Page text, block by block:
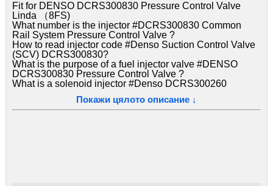
Fit for DENSO DCRS300830 Pressure Control Valve
Linda （8FS)
What number is the injector #DCRS300830 Common
Rail System Pressure Control Valve ?
How to read injector code #Denso Suction Control Valve
(SCV) DCRS300830?
What is the purpose of a fuel injector valve #DENSO
DCRS300830 Pressure Control Valve ?
What is a solenoid injector #Denso DCRS300260
How to tell if a common rail injector is bad #Common Rail
SCV 2256030020 ?
Покажи цялото описание ↓